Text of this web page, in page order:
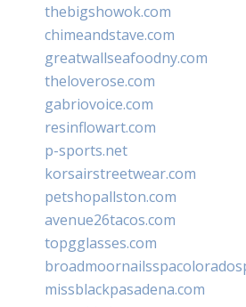
thebigshowok.com
chimeandstave.com
greatwallseafoodny.com
theloverose.com
gabriovoice.com
resinflowart.com
p-sports.net
korsairstreetwear.com
petshopallston.com
avenue26tacos.com
topgglasses.com
missblackpasadena.com